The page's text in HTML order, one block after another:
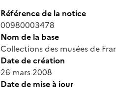
Référence de la notice
00980003478
Nom de la base
Collections des musées de
Date de création
26 mars 2008
Date de mise à jour